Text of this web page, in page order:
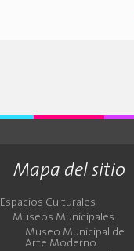
Mapa del sitio
Espacios Culturales
Museos Municipales
Museo Municipal de
Arte Moderno